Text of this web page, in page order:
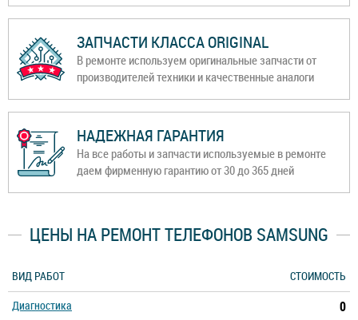
ЗАПЧАСТИ КЛАССА ORIGINAL
В ремонте используем оригинальные запчасти от
производителей техники и качественные аналоги
НАДЕЖНАЯ ГАРАНТИЯ
На все работы и запчасти используемые в ремонте
даем фирменную гарантию от 30 до 365 дней
ЦЕНЫ НА РЕМОНТ ТЕЛЕФОНОВ SAMSUNG
ВИД РАБОТ
СТОИМОСТЬ
Диагностика
0